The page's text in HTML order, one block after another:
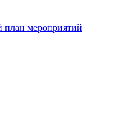
план мероприятий